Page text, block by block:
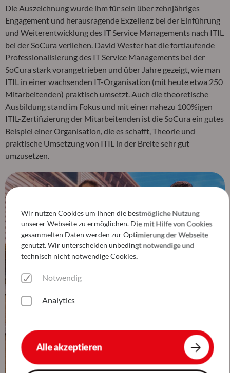
Die Auszeichnung wurde ihm für sein über zehnjähriges
Engagement und herausragende Exzellenz bei der Einführung
und Weiterentwicklung des IT Service Managements nach ITIL
bei der SoCura verliehen. David Wester hat die fortlaufende
Professionalisierung des IT Service Managements bei der
SoCura stark vorangetrieben und über Jahre gezeigt, wie man
ITIL in einer wachsenden IT-Organisation (mit heute etwa 250
Mitarbeitenden) praktisch umsetzt. Auch die theoretische
Ausbildung stand im Fokus und mit einer nahezu 100%igen
ITIL-Zertifizierung der Mitarbeitenden ist die SoCura ein gutes
Beispiel einer Organisation, die es schafft, Theorie und
praktische Umsetzung von ITIL in der Breite sehr gut
umzusetzen.
Wir nutzen Cookies um Ihnen die bestmögliche Nutzung
unserer Webseite zu ermöglichen. Die mit Hilfe von Cookies
gesammelten Daten werden zur Optimierung der Webseite
genutzt. Wir unterscheiden unbedingt notwendige und
technisch nicht notwendige Cookies.
Notwendig
Analytics
Alle akzeptieren